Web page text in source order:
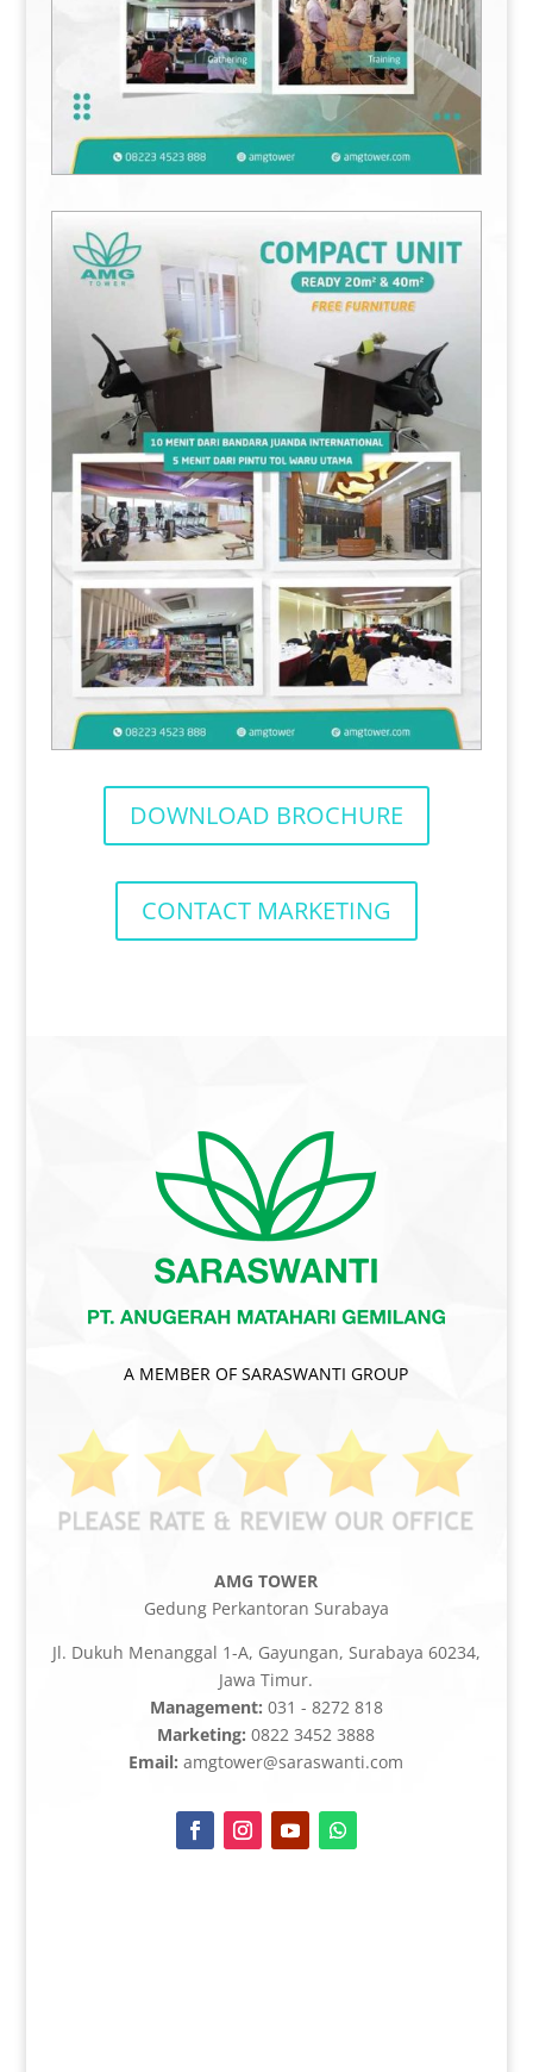
DOWNLOAD BROCHURE
CONTACT MARKETING
A MEMBER OF SARASWANTI GROUP
AMG TOWER
Gedung Perkantoran Surabaya
Jl. Dukuh Menanggal 1-A, Gayungan, Surabaya 60234,
Jawa Timur.
Management: 031 - 8272 818
Marketing: 0822 3452 3888
Email: amgtower@saraswanti.com